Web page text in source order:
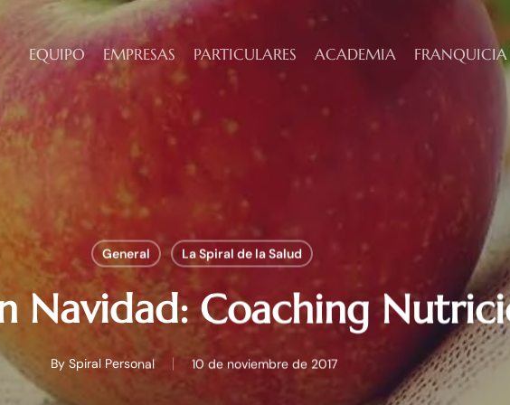
EQUIPO EMPRESAS PARTICULARES ACADEMIA
General La Spiral de la Salud
Navidad: Coaching
By Spiral Personal 10 de noviembre de 2017